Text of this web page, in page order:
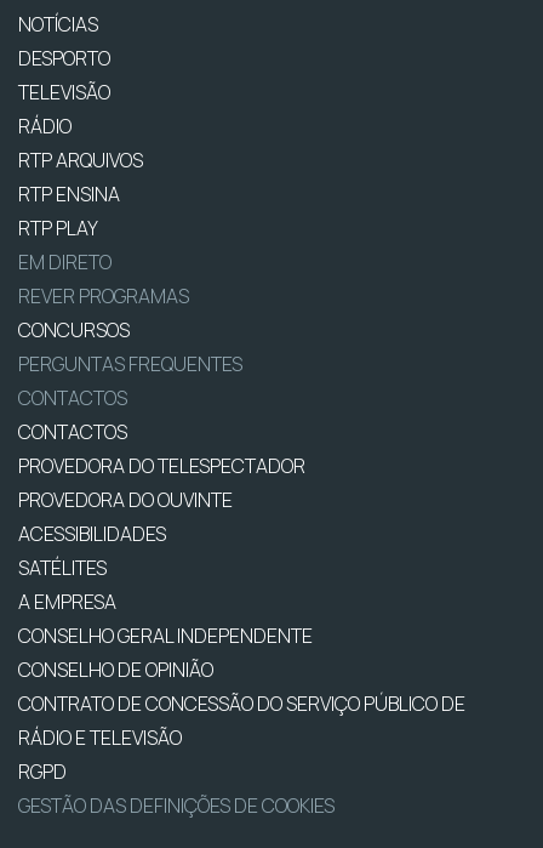
NOTÍCIAS
DESPORTO
TELEVISÃO
RÁDIO
RTP ARQUIVOS
RTP ENSINA
RTP PLAY
EM DIRETO
REVER PROGRAMAS
CONCURSOS
PERGUNTAS FREQUENTES
CONTACTOS
CONTACTOS
PROVEDORA DO TELESPECTADOR
PROVEDORA DO OUVINTE
ACESSIBILIDADES
SATÉLITES
A EMPRESA
CONSELHO GERAL INDEPENDENTE
CONSELHO DE OPINIÃO
CONTRATO DE CONCESSÃO DO SERVIÇO PÚBLICO DE
RÁDIO E TELEVISÃO
RGPD
GESTÃO DAS DEFINIÇÕES DE COOKIES